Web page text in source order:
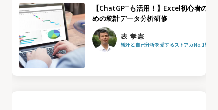
【ChatGPTも活用！】Excel初心者のた
めの統計データ分析研修
表 孝憲
統計と自己分析を愛するストアカNo.1統計